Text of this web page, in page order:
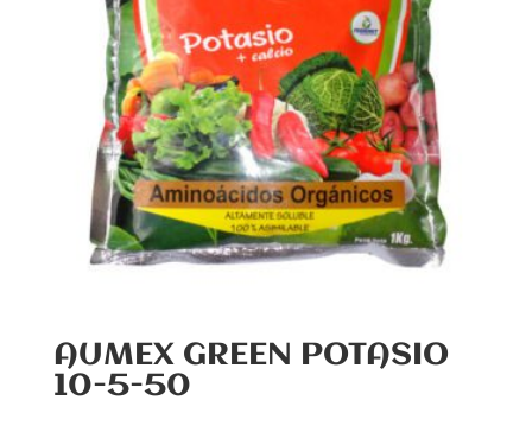
AUMEX GREEN POTASIO
10-5-50